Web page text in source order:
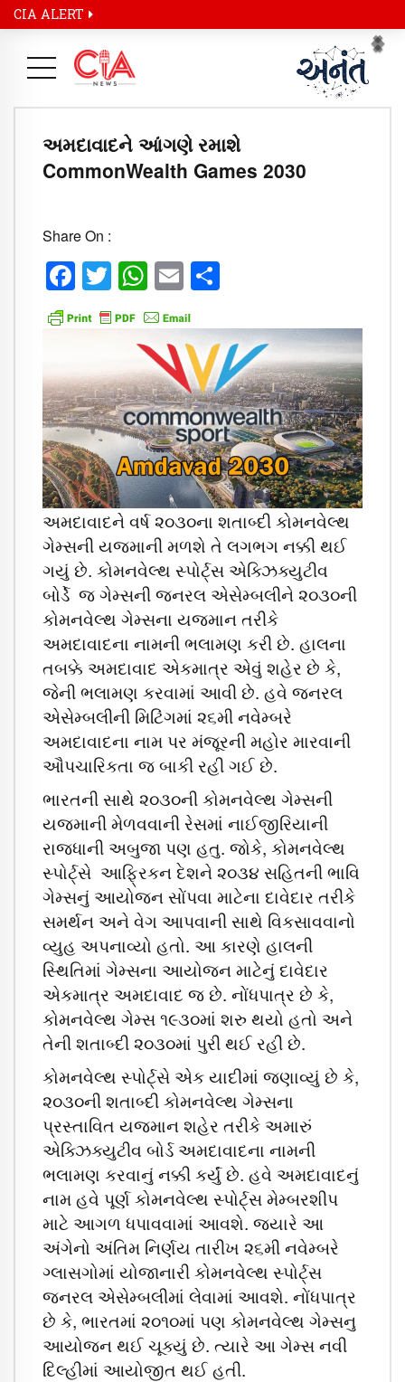
CIA ALERT
અમદાવાદને આંગણે રમાશે
CommonWealth Games 2030
Share On :
Facebook
Twitter
WhatsApp
Email
અમદાવાદને વર્ષ ૨૦૩૦ના શતાબ્દી કોમનવેલ્થ
ગેમ્સની યજમાની મળશે તે લગભગ નક્કી થઈ
ગયું છે. કોમનવેલ્થ સ્પોર્ટ્સ એક્ઝિક્યુટીવ
બોર્ડે જ ગેમ્સની જનરલ એસેમ્બલીને ૨૦૩૦ની
કોમનવેલ્થ ગેમ્સના યજમાન તરીકે
અમદાવાદના નામની ભલામણ કરી છે. હાલના
તબક્કે અમદાવાદ એકમાત્ર એવું શહેર છે કે,
જેની ભલામણ કરવામાં આવી છે. હવે જનરલ
એસેમ્બલીની મિટિંગમાં ૨૬મી નવેમ્બરે
અમદાવાદના નામ પર મંજૂરની મહોર મારવાની
ઔપચારિકતા જ બાકી રહી ગઈ છે.
ભારતની સાથે ૨૦૩૦ની કોમનવેલ્થ ગેમ્સની
યજમાની મેળવવાની રેસમાં નાઈજીરિયાની
રાજધાની અબુજા પણ હતુ. જોકે, કોમનવેલ્થ
સ્પોર્ટ્સે આફ્રિકન દેશને ૨૦૩૪ સહિતની ભાવિ
ગેમ્સનું આયોજન સોંપવા માટેના દાવેદાર તરીકે
સમર્થન અને વેગ આપવાની સાથે વિકસાવવાનો
વ્યુહ અપનાવ્યો હતો. આ કારણે હાલની
સ્થિતિમાં ગેમ્સના આયોજન માટેનું દાવેદાર
એકમાત્ર અમદાવાદ જ છે. નોંધપાત્ર છે કે,
કોમનવેલ્થ ગેમ્સ ૧૯૩૦માં શરુ થયો હતો અને
તેની શતાબ્દી ૨૦૩૦માં પુરી થઈ રહી છે.
કોમનવેલ્થ સ્પોર્ટ્સે એક યાદીમાં જણાવ્યું છે કે,
૨૦૩૦ની શતાબ્દી કોમનવેલ્થ ગેમ્સના
પ્રસ્તાવિત યજમાન શહેર તરીકે અમારું
એક્ઝિક્યુટીવ બોર્ડ અમદાવાદના નામની
ભલામણ કરવાનું નક્કી કર્યું છે. હવે અમદાવાદનું
નામ હવે પૂર્ણ કોમનવેલ્થ સ્પોર્ટ્સ મેમ્બરશીપ
માટે આગળ ધપાવવામાં આવશે. જ્યારે આ
અંગેનો અંતિમ નિર્ણય તારીખ ૨૬મી નવેમ્બરે
ગ્લાસગોમાં યોજાનારી કોમનવેલ્થ સ્પોર્ટ્સ
જનરલ એસેમ્બલીમાં લેવામાં આવશે. નોંધપાત્ર
છે કે, ભારતમાં ૨૦૧૦માં પણ કોમનવેલ્થ ગેમ્સનુ
આયોજન થઈ ચૂક્યું છે. ત્યારે આ ગેમ્સ નવી
દિલ્હીમાં આયોજીત થઈ હતી.